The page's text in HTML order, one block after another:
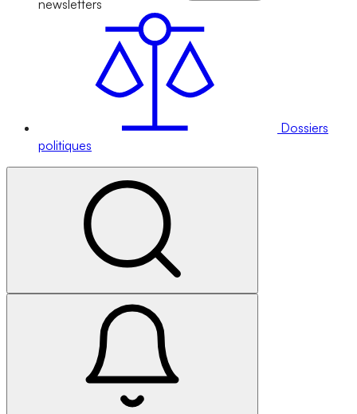
newsletters
Dossiers
politiques